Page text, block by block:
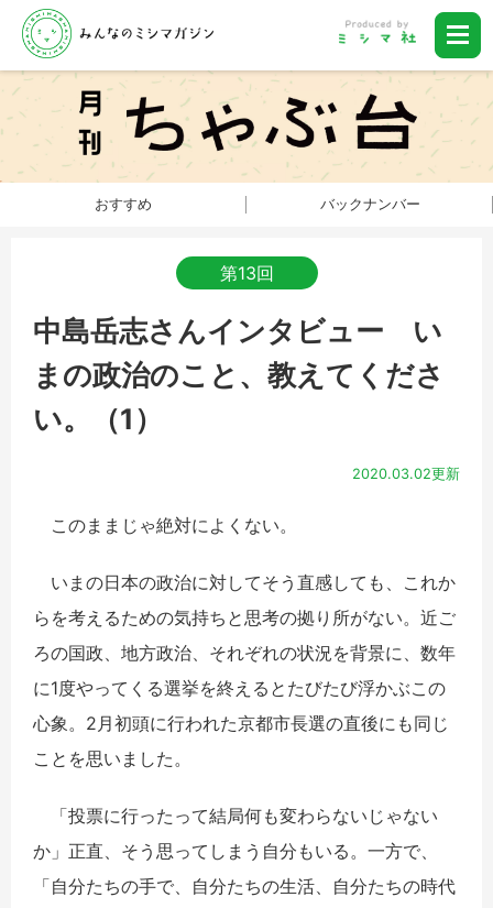
おすすめ バックナンバー
第13回
中島岳志さんインタビュー い
まの政治のこと、教えてくださ
い。（1）
2020.03.02更新
このままじゃ絶対によくない。
いまの日本の政治に対してそう直感しても、これか
らを考えるための気持ちと思考の拠り所がない。近ご
ろの国政、地方政治、それぞれの状況を背景に、数年
に1度やってくる選挙を終えるとたびたび浮かぶこの
心象。2月初頭に行われた京都市長選の直後にも同じ
ことを思いました。
「投票に行ったって結局何も変わらないじゃない
か」正直、そう思ってしまう自分もいる。一方で、
「自分たちの手で、自分たちの生活、自分たちの時代